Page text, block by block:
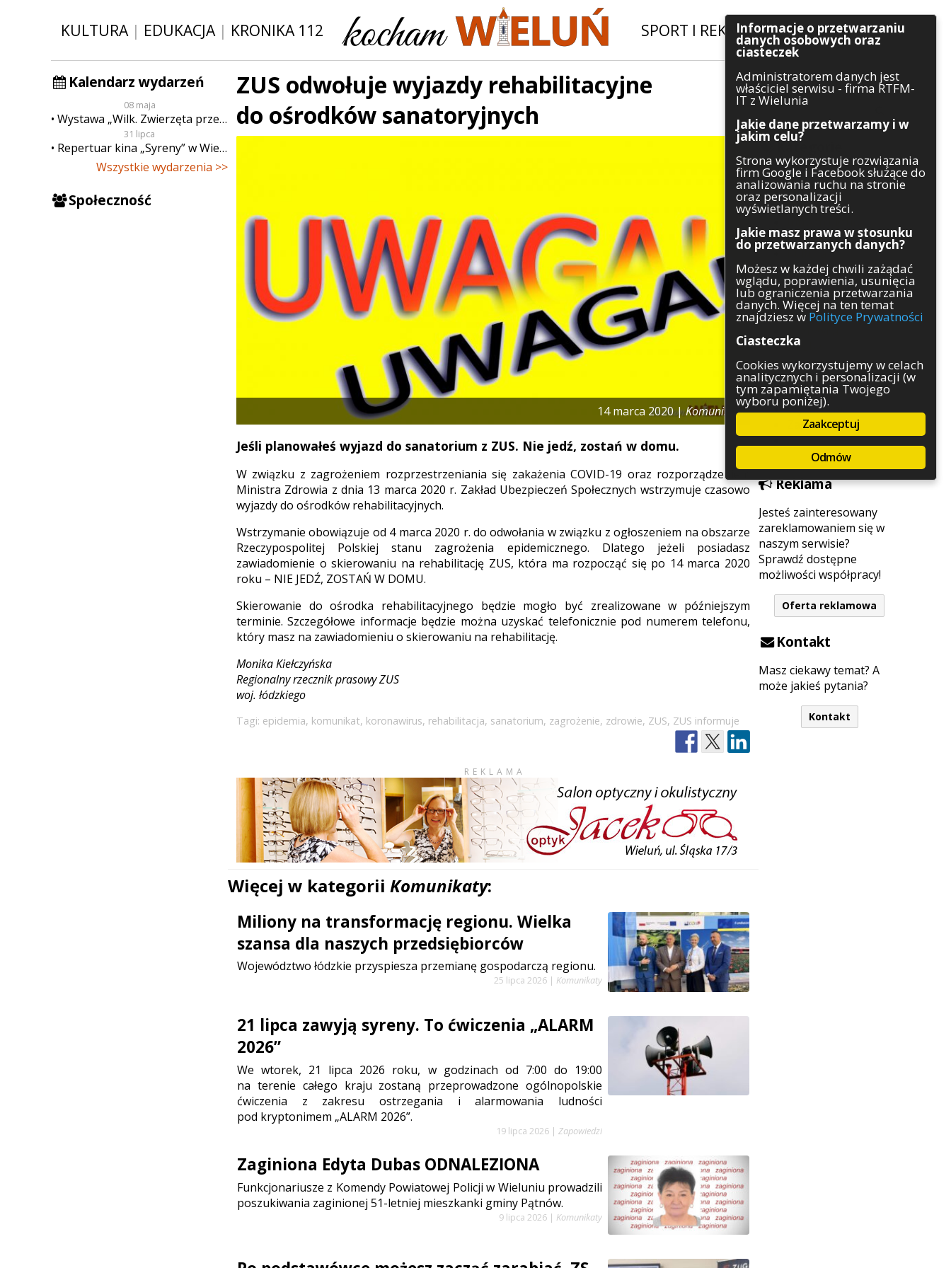
KULTURA| EDUKACJA| KRONIKA 112 SPORT I REKREACJA|INWESTYCJE
Kalendarz wydarzeń
08 maja
Wystawa „Wilk. Zwierzęta przeklęte”
31 lipca
Repertuar kina „Syreny” w Wieluniu w dn. od 31 lipca do 6 sierpnia
Wszystkie wydarzenia >>
Społeczność
Szukaj
Kategorie
Architektura
Gospodarka
Handel
Komunikaty
Kultura
Polityka
Pozostałe
Psychologia
Rolnictwo
Służby
Sport
Środowisko
Szkolnictwo
Wydarzenia
Zapowiedzi
Zdrowie
Reklama
Jesteś zainteresowany
zareklamowaniem się w
naszym serwisie?
Sprawdź dostępne
możliwości współpracy!
Oferta reklamowa
Kontakt
Masz ciekawy temat? A
może jakieś pytania?
Kontakt
ZUS odwołuje wyjazdy rehabilitacyjne
do ośrodków sanatoryjnych
14 marca 2020 |Komunikaty
Jeśli planowałeś wyjazd do sanatorium z ZUS. Nie jedź, zostań w domu.
W związku z zagrożeniem rozprzestrzeniania się zakażenia COVID-19 oraz rozporządzeniem
Ministra Zdrowia z dnia 13 marca 2020 r. Zakład Ubezpieczeń Społecznych wstrzymuje czasowo
wyjazdy do ośrodków rehabilitacyjnych.
Wstrzymanie obowiązuje od 4 marca 2020 r. do odwołania w związku z ogłoszeniem na obszarze
Rzeczypospolitej Polskiej stanu zagrożenia epidemicznego. Dlatego jeżeli posiadasz
zawiadomienie o skierowaniu na rehabilitację ZUS, która ma rozpocząć się po 14 marca 2020
roku – NIE JEDŹ, ZOSTAŃ W DOMU.
Skierowanie do ośrodka rehabilitacyjnego będzie mogło być zrealizowane w późniejszym
terminie. Szczegółowe informacje będzie można uzyskać telefonicznie pod numerem telefonu,
który masz na zawiadomieniu o skierowaniu na rehabilitację.
Monika Kiełczyńska
Regionalny rzecznik prasowy ZUS
woj. łódzkiego
Tagi: epidemia, komunikat, koronawirus, rehabilitacja, sanatorium, zagrożenie, zdrowie, ZUS, ZUS informuje
REKLAMA
Więcej w kategorii Komunikaty:
Miliony na transformację regionu. Wielka
szansa dla naszych przedsiębiorców
Województwo łódzkie przyspiesza przemianę gospodarczą regionu.
25 lipca 2026 | Komunikaty
21 lipca zawyją syreny. To ćwiczenia „ALARM
2026”
We wtorek, 21 lipca 2026 roku, w godzinach od 7:00 do 19:00
na terenie całego kraju zostaną przeprowadzone ogólnopolskie
ćwiczenia z zakresu ostrzegania i alarmowania ludności
pod kryptonimem „ALARM 2026”.
19 lipca 2026 | Zapowiedzi
Zaginiona Edyta Dubas ODNALEZIONA
Funkcjonariusze z Komendy Powiatowej Policji w Wieluniu prowadzili
poszukiwania zaginionej 51-letniej mieszkanki gminy Pątnów.
9 lipca 2026 | Komunikaty
Informacje o przetwarzaniu
danych osobowych oraz
ciasteczek
Administratorem danych jest
właściciel serwisu - firma RTFM-
IT z Wielunia
Jakie dane przetwarzamy i w
jakim celu?
Strona wykorzystuje rozwiązania
firm Google i Facebook służące do
analizowania ruchu na stronie
oraz personalizacji
wyświetlanych treści.
Jakie masz prawa w stosunku
do przetwarzanych danych?
Możesz w każdej chwili zażądać
wglądu, poprawienia, usunięcia
lub ograniczenia przetwarzania
danych. Więcej na ten temat
znajdziesz w Polityce Prywatności
Ciasteczka
Cookies wykorzystujemy w celach
analitycznych i personalizacji (w
tym zapamiętania Twojego
wyboru poniżej).
Zaakceptuj
Odmów